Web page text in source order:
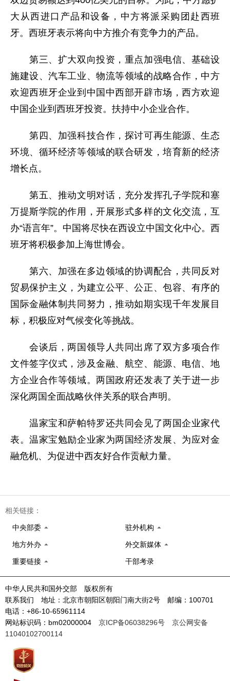
大从西进口产品和设备，中方将派采购团赴西班
牙。西班牙表示将向中方推介有竞争力的产品。
第三、扩大双向投资，重点加强电信、基础设
施建设、汽车工业、物流等领域的战略合作，中方
欢迎西班牙企业到中国中西部开辟市场，西方欢迎
中国企业到西班牙投资。扶持中小企业合作。
第四、加强科技合作，探讨可再生能源、生态
环境、循环经济等领域的联合研发，培育新的经济
增长点。
第五、推动文明对话，充分发挥孔子学院和塞
万提斯学院的作用，开展形式多样的文化交流，互
办“语言年”。中国将尽快在西设立中国文化中心。西
班牙将积极参加上海世博会。
第六、加强在多边领域的协调配合，共同反对
贸易保护主义，为建立公平、公正、包容、有序的
国际金融体制共同努力，推动如期实现千年发展目
标，积极应对气候变化等挑战。
会谈后，两国领导人共同出席了双方多项合作
文件签字仪式，涉及金融、航空、能源、电信、地
方企业合作等领域。两国政府还发表了关于进一步
深化两国全面战略伙伴关系的联合声明。
温家宝和萨帕特罗还共同会见了两国企业家代
表。温家宝勉励企业家为两国经济发展、为应对金
融危机、为促进中西友好合作贡献力量。
相关链接：
中央部委 驻外机构
地方外办 外交新媒体
重要链接 干部考录
中华人民共和国外交部 版权所有
联系我们 地址：北京市朝阳区朝阳门南大街2号 邮编：100701
电话：+86-10-65961114
网站标识码：bm02000004 京ICP备06038296号
京公网安备
11040102700114